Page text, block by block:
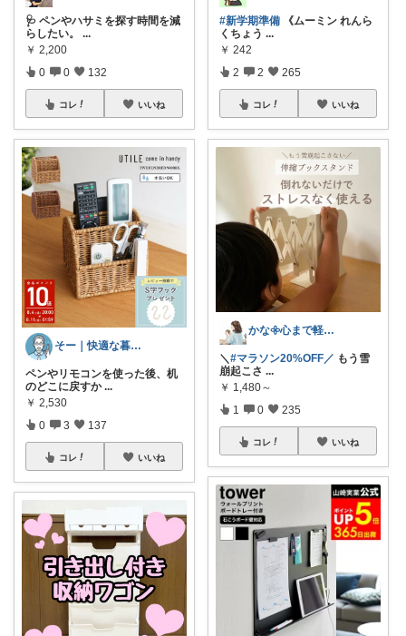
🩺 ペンやハサミを探す時間を減
らしたい。 ...
￥ 2,200
0 0 132
コレ いいね
そー｜快適な暮らし
ペンやリモコンを使った後、机
のどこに戻すか ...
￥ 2,530
0 3 137
コレ いいね
#新学期準備 《ムーミン れんら
くちょう ...
￥ 242
2 2 265
コレ いいね
かな𖧷心まで軽くなる暮らしの記録🌿
＼ #マラソン20%OFF／ もう雪
崩起こさ ...
￥ 1,480～
1 0 235
コレ いいね